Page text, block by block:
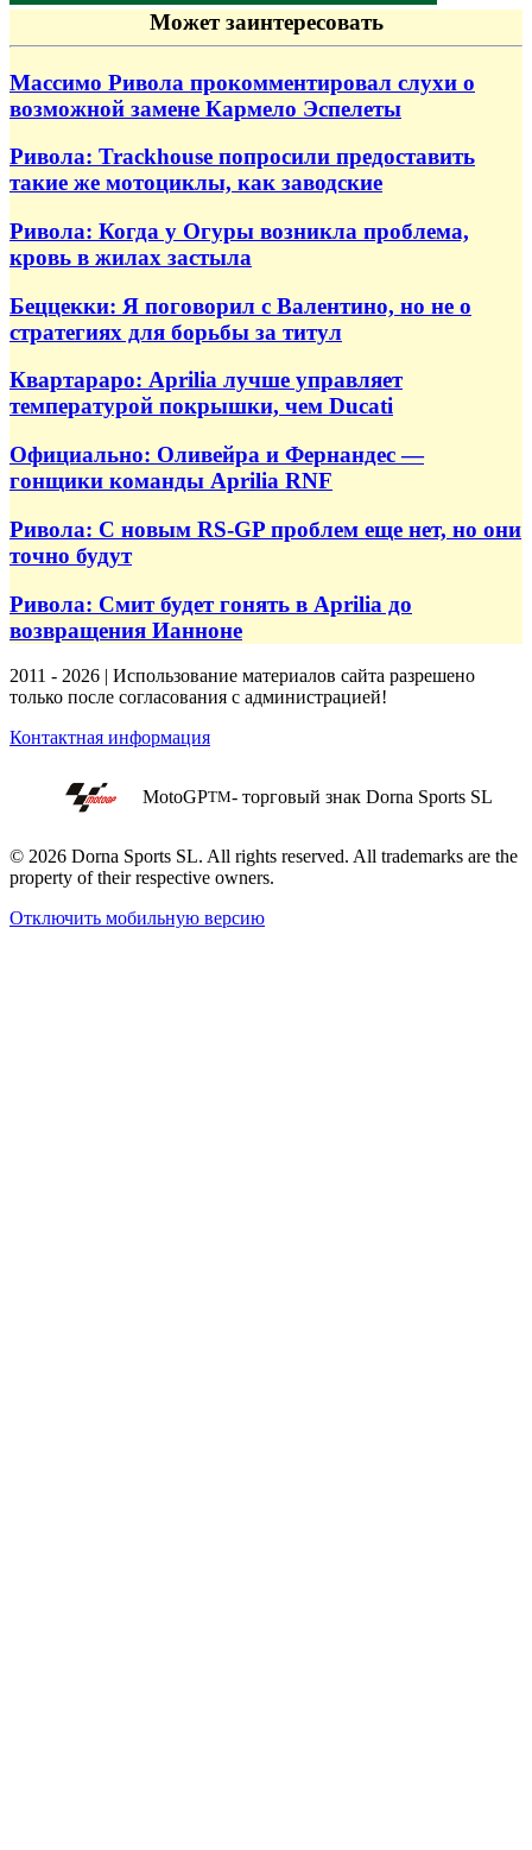
Может заинтересовать
Массимо Ривола прокомментировал слухи о
возможной замене Кармело Эспелеты
Ривола: Trackhouse попросили предоставить
такие же мотоциклы, как заводские
Ривола: Когда у Огуры возникла проблема,
кровь в жилах застыла
Беццекки: Я поговорил с Валентино, но не о
стратегиях для борьбы за титул
Квартараро: Aprilia лучше управляет
температурой покрышки, чем Ducati
Официально: Оливейра и Фернандес —
гонщики команды Aprilia RNF
Ривола: С новым RS-GP проблем еще нет, но они
точно будут
Ривола: Смит будет гонять в Aprilia до
возвращения Ианноне
2011 - 2026 | Использование материалов сайта разрешено
только после согласования с администрацией!
Контактная информация
MotoGPTM- торговый знак Dorna Sports SL
© 2026 Dorna Sports SL. All rights reserved. All trademarks are the
property of their respective owners.
Отключить мобильную версию